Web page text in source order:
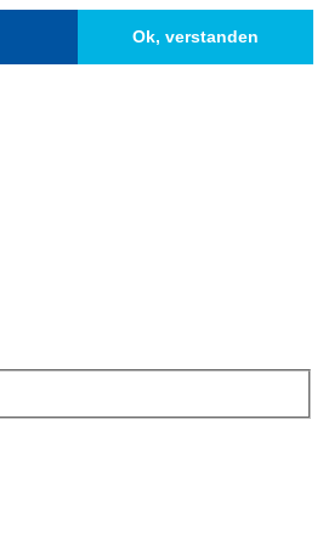
Ok, verstanden